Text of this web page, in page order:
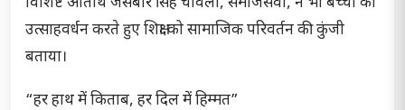
उत्साहवर्धन करते हुए शिक्षा को सामाजिक परिवर्तन की कुंजी
बताया।
“हर हाथ में किताब, हर दिल में हिम्मत”